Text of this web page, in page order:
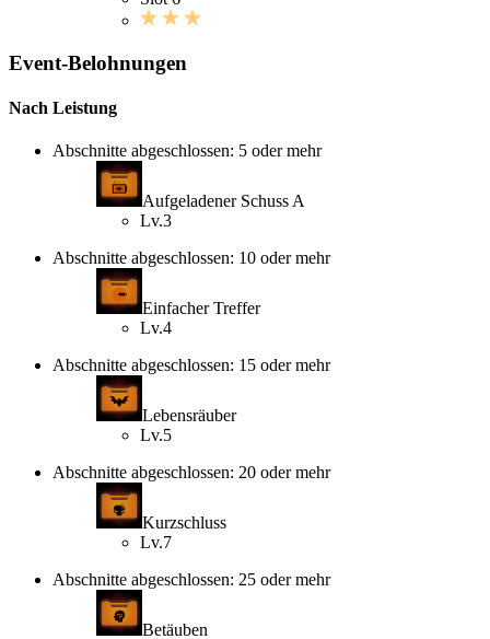
Event-Belohnungen
Nach Leistung
Abschnitte abgeschlossen: 5 oder mehr
Aufgeladener Schuss A
Lv.3
Abschnitte abgeschlossen: 10 oder mehr
Einfacher Treffer
Lv.4
Abschnitte abgeschlossen: 15 oder mehr
Lebensräuber
Lv.5
Abschnitte abgeschlossen: 20 oder mehr
Kurzschluss
Lv.7
Abschnitte abgeschlossen: 25 oder mehr
Betäuben